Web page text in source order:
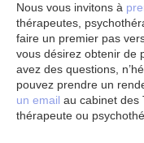
Nous vous invitons à
thérapeutes,
faire un premier pas
vous désirez obtenir de
avez des questions,
pouvez prendre un
un email au cabinet des
thérapeute ou